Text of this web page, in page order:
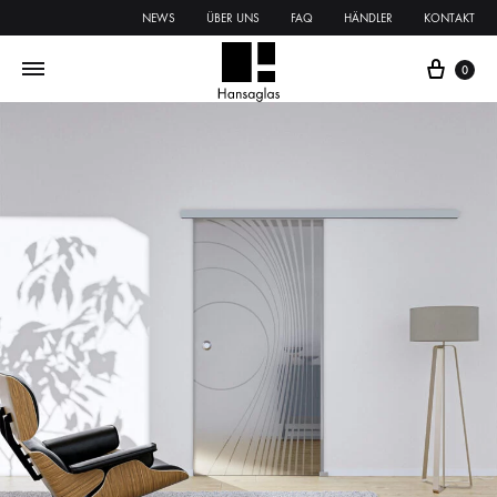
NEWS ÜBER UNS FAQ HÄNDLER KONTAKT
0